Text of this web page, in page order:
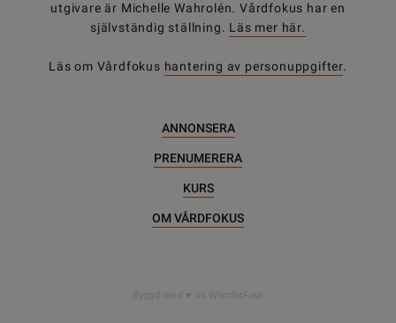
utgivare är Michelle Wahrolén. Vårdfokus har en
självständig ställning. Läs mer här.
Läs om Vårdfokus hantering av personuppgifter.
ANNONSERA
PRENUMERERA
KURS
OM VÅRDFOKUS
Byggd med av WonderFour